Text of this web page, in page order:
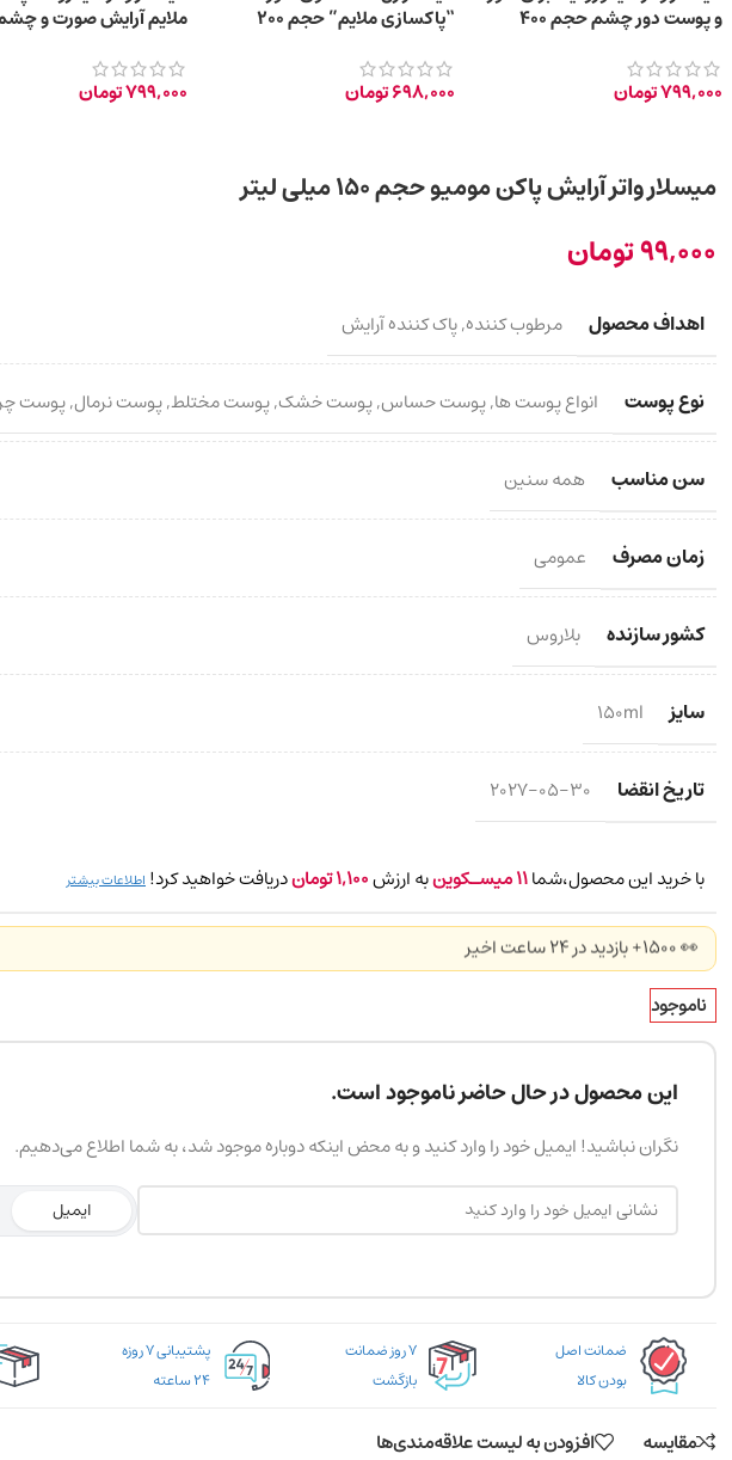
و پوست دور چشم حجم 400
799,000تومان
“پاکسازی ملایم” حجم 200
698,000تومان
ملایم آرایش صورت و
799,000تومان
میسلار واتر آرایش پاکن مومیو حجم ۱۵۰ میلی لیتر
99,000تومان
اهداف محصول مرطوب کننده,پاک کننده آرایش
نوع پوست انواع پوست ها,پوست حساس,پوست خشک,پوست مختلط,پوست نرمال,پوست
سن مناسب همه سنین
زمان مصرف عمومی
کشور سازنده بلاروس
سایز 150ml
تاریخ انقضا 2027-05-30
با خرید این محصول،شما11میسـکوینبه ارزش1,100توماندریافت خواهید کرد! اطلاعات بیشتر
👀 1500+ بازدید در ۲۴ ساعت اخیر
ناموجود
این محصول در حال حاضر ناموجود است.
نگران نباشید! ایمیل خود را وارد کنید و به محض اینکه دوباره موجود شد، به شما اطلاع می‌دهیم.
ایمیل
ضمانت اصل
بودن کالا
۷ روز ضمانت
بازگشت
پشتیبانی ۷ روزه
۲۴ ساعته
مقایسه افزودن به لیست علاقه‌مندی‌ها